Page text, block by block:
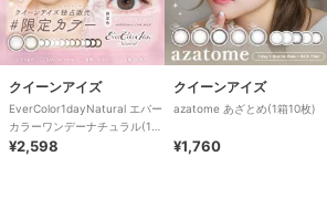
クイーンアイズ
EverColor1dayNatural エバー
カラーワンデーナチュラル(1箱
20枚)
¥2,598
クイーンアイズ
azatome あざとめ(1箱10枚)
¥1,760